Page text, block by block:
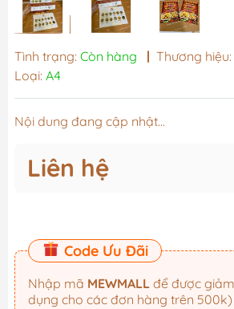
Tình trạng: Còn hàng | Thương hiệu:
Loại: A4
Nội dung đang cập nhật...
Liên hệ
Code Ưu Đãi
Nhập mã MEWMALL
dụng cho các đơn hàng trên 500k)